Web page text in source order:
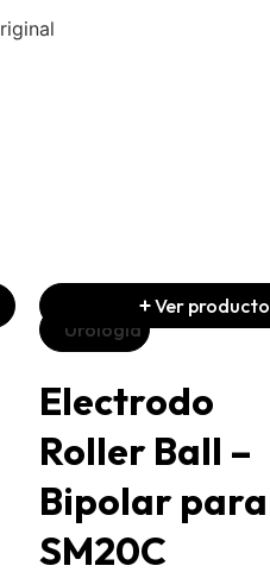
Urología
Electrodo
Roller Ball –
Bipolar para
SM20C
Ver producto